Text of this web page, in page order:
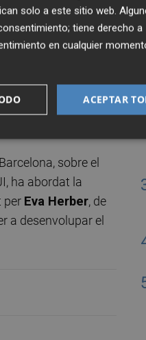
procedents de
el Regne Unit,
per a poder
de les emocions i la
sobre el
ha abordat la
per Eva Herber, de
a desenvolupar el
solo a este sitio web.
tiene derecho a
en cualquier
ACEPTAR